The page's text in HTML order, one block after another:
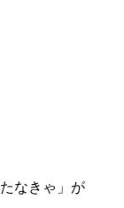
なきゃ」が